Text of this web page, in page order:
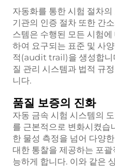
자동화를 통한 시험 절차
기관의 인증 절차 또한 간
스템은 수행된 모든 시험
하여 요구되는 표준 및 사
적(audit trail)을 생성합니
질 관리 시스템과 법적 규
니다.
품질 보증의 진화
자동 금속 시험 시스템의
를 근본적으로 변화시켰습
한 물성 측정을 넘어 다양
대한 통찰을 제공하는 포
능하게 합니다. 이와 같은